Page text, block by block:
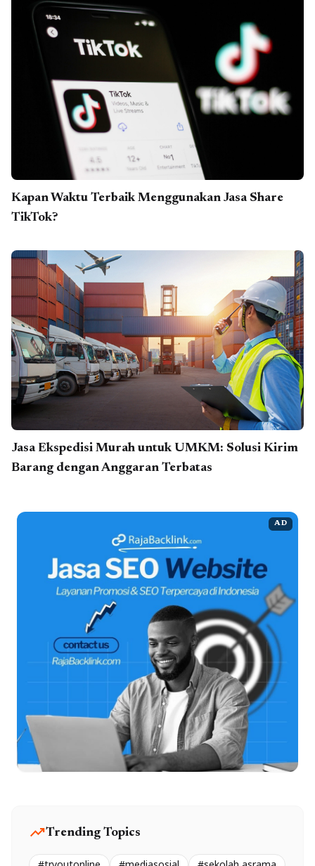
Kapan Waktu Terbaik Menggunakan Jasa Share
TikTok?
Jasa Ekspedisi Murah untuk UMKM: Solusi Kirim
Barang dengan Anggaran Terbatas
AD
trending_upTrending Topics